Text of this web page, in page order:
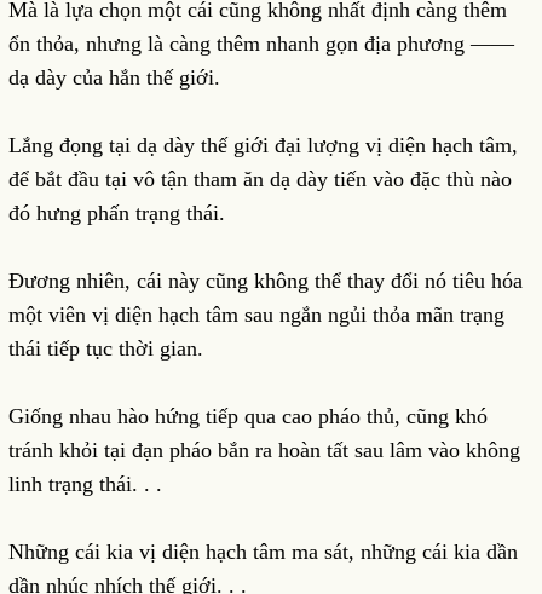
Mà là lựa chọn một cái cũng không nhất định càng thêm
ổn thỏa, nhưng là càng thêm nhanh gọn địa phương ——
dạ dày của hắn thế giới.
Lắng đọng tại dạ dày thế giới đại lượng vị diện hạch tâm,
để bắt đầu tại vô tận tham ăn dạ dày tiến vào đặc thù nào
đó hưng phấn trạng thái.
Đương nhiên, cái này cũng không thể thay đổi nó tiêu hóa
một viên vị diện hạch tâm sau ngắn ngủi thỏa mãn trạng
thái tiếp tục thời gian.
Giống nhau hào hứng tiếp qua cao pháo thủ, cũng khó
tránh khỏi tại đạn pháo bắn ra hoàn tất sau lâm vào không
linh trạng thái. . .
Những cái kia vị diện hạch tâm ma sát, những cái kia dần
dần nhúc nhích thế giới. . .